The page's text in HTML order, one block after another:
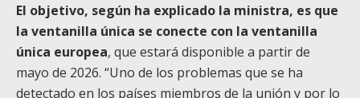
El objetivo, según ha explicado la ministra, es que
la ventanilla única se conecte con la ventanilla
única europea, que estará disponible a partir de
mayo de 2026. “Uno de los problemas que se ha
detectado en los países miembros de la unión y por lo